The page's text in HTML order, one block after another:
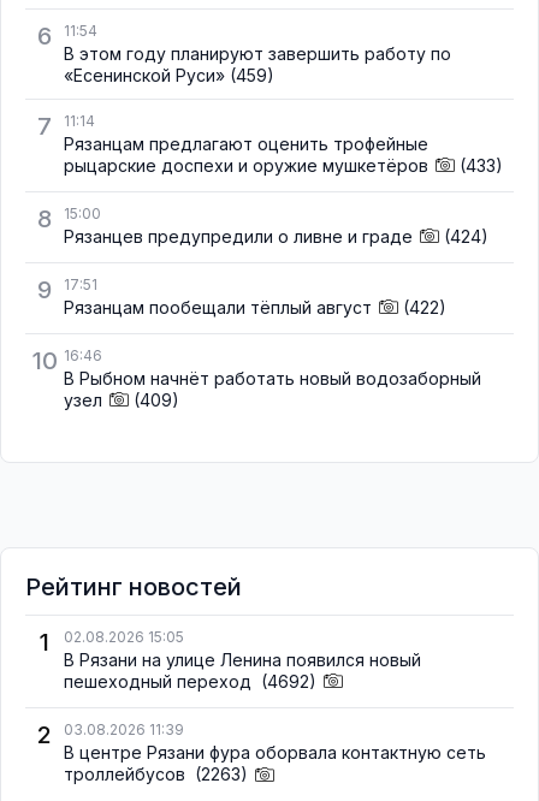
6 11:54
В этом году планируют завершить работу по
«Есенинской Руси» (459)
7 11:14
Рязанцам предлагают оценить трофейные
рыцарские доспехи и оружие мушкетёров
(433)
8 15:00
Рязанцев предупредили о ливне и граде (424)
9 17:51
Рязанцам пообещали тёплый август (422)
10 16:46
В Рыбном начнёт работать новый водозаборный
узел
(409)
Рейтинг новостей
1
02.08.2026 15:05
В Рязани на улице Ленина появился новый
пешеходный переход (4692)
2 03.08.2026 11:39
В центре Рязани фура оборвала контактную сеть
троллейбусов (2263)